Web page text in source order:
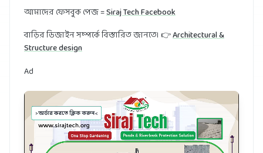
আমাদের ফেসবুক পেজ =Siraj Tech Facebook
বাড়ির ডিজাইন সম্পর্কে বিস্তারিত জানতে। 👉Architectural &
Structure design
Ad